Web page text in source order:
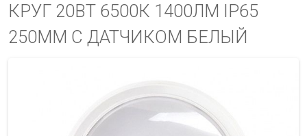
КРУГ 20ВТ 6500К 1400ЛМ IP65
250ММ С ДАТЧИКОМ БЕЛЫЙ